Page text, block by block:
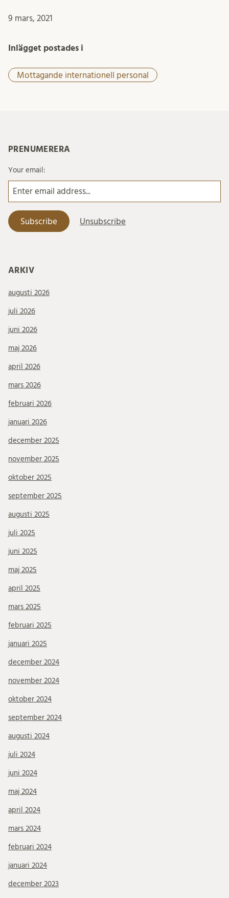
9 mars, 2021
Inlägget postades i
Mottagande internationell personal
PRENUMERERA
Your email:
ARKIV
augusti 2026
juli 2026
juni 2026
maj 2026
april 2026
mars 2026
februari 2026
januari 2026
december 2025
november 2025
oktober 2025
september 2025
augusti 2025
juli 2025
juni 2025
maj 2025
april 2025
mars 2025
februari 2025
januari 2025
december 2024
november 2024
oktober 2024
september 2024
augusti 2024
juli 2024
juni 2024
maj 2024
april 2024
mars 2024
februari 2024
januari 2024
december 2023